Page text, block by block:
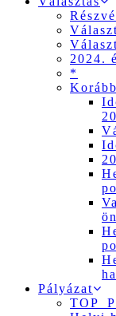
2024.
*
Pályázat